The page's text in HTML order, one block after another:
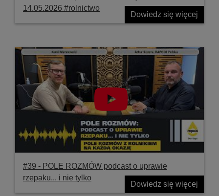
14.05.2026 #rolnictwo
Dowiedz się więcej
#39 ‐ POLE ROZMÓW podcast o uprawie
rzepaku... i nie tylko
Dowiedz się więcej